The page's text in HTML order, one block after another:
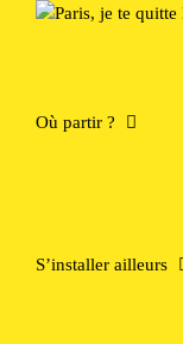
Passer
Où partir ?
S’installer ailleurs